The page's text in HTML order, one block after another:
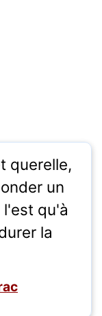
querelle,
un
l'est qu'à
la